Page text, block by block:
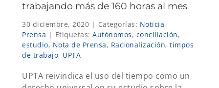
trabajando más de 160 horas al mes
30 diciembre, 2020 | Categorías: Noticia,
Prensa | Etiquetas: Autónomos, conciliación,
estudio, Nota de Prensa, Racionalización, timpos
de trabajo, UPTA
UPTA reivindica el uso del tiempo como un